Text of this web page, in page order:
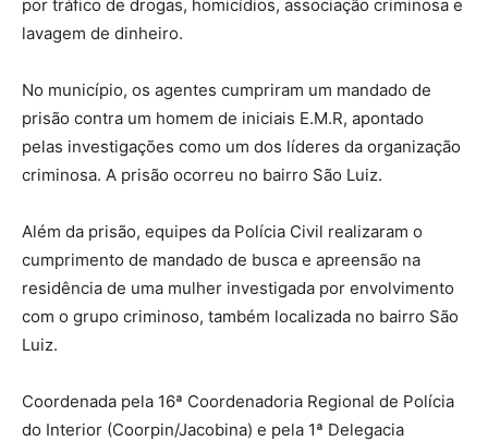
por tráfico de drogas, homicídios, associação criminosa e
lavagem de dinheiro.
No município, os agentes cumpriram um mandado de
prisão contra um homem de iniciais E.M.R, apontado
pelas investigações como um dos líderes da organização
criminosa. A prisão ocorreu no bairro São Luiz.
Além da prisão, equipes da Polícia Civil realizaram o
cumprimento de mandado de busca e apreensão na
residência de uma mulher investigada por envolvimento
com o grupo criminoso, também localizada no bairro São
Luiz.
Coordenada pela 16ª Coordenadoria Regional de Polícia
do Interior (Coorpin/Jacobina) e pela 1ª Delegacia